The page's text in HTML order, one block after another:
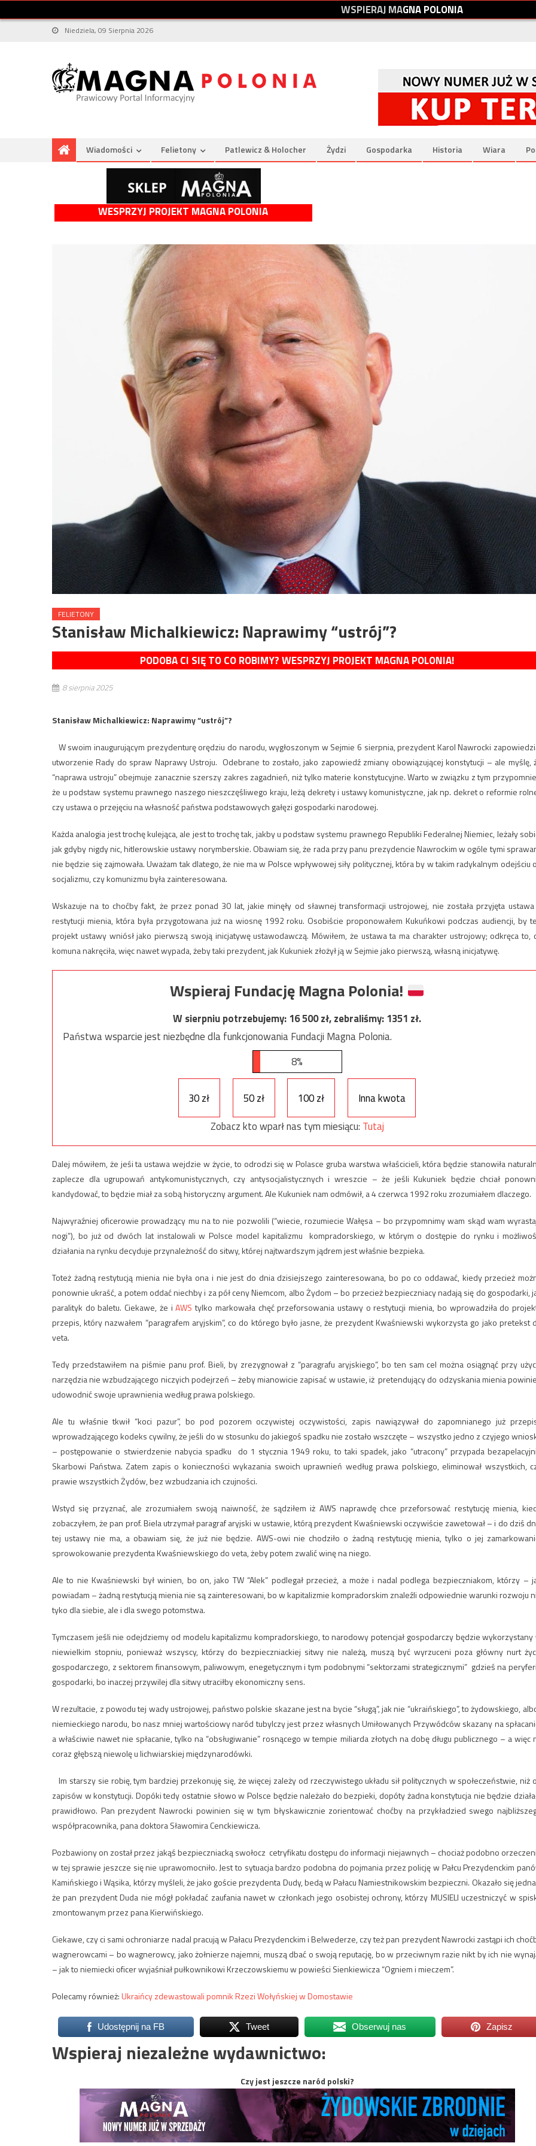
WSPIERAJMAGNAPOLONIA
Niedziela, 09 Sierpnia 2026
Wiadomości Felietony Patlewicz & Holocher Żydzi Gospodarka Historia Wiara
WESPRZYJ PROJEKT MAGNA POLONIA
FELIETONY
Stanisław Michalkiewicz: Naprawimy “ustrój”?
PODOBA CI SIĘ TO CO ROBIMY? WESPRZYJ PROJEKT MAGNA POLONIA!
8 sierpnia 2025
Stanisław Michalkiewicz: Naprawimy “ustrój”?
W swoim inaugurującym prezydenturę orędziu do narodu, wygłoszonym w Sejmie 6 sierpnia, prezydent Karol Nawrocki
utworzenie Rady do spraw Naprawy Ustroju. Odebrane to zostało, jako zapowiedź zmiany obowiązującej konstytucji – ale myślę,
“naprawa ustroju” obejmuje zanacznie szerszy zakres zagadnień, niż tylko materie konstytucyjne. Warto w związku z tym
że u podstaw systemu prawnego naszego nieszczęśliwego kraju, leżą dekrety i ustawy komunistyczne, jak np. dekret o reformie
czy ustawa o przejęciu na własność państwa podstawowych gałęzi gospodarki narodowej.
Każda analogia jest trochę kulejąca, ale jest to trochę tak, jakby u podstaw systemu prawnego Republiki Federalnej Niemiec, leżały
jak gdyby nigdy nic, hitlerowskie ustawy norymberskie. Obawiam się, że rada przy panu prezydencie Nawrockim w ogóle tymi
nie będzie się zajmowała. Uważam tak dlatego, że nie ma w Polsce wpływowej siły politycznej, która by w takim radykalnym odejściu
socjalizmu, czy komunizmu była zainteresowana.
Wskazuje na to choćby fakt, że przez ponad 30 lat, jakie minęły od sławnej transformacji ustrojowej, nie została przyjęta
restytucji mienia, która była przygotowana już na wiosnę 1992 roku. Osobiście proponowałem Kukuńkowi podczas audiencji, by
projekt ustawy wniósł jako pierwszą swoją inicjatywę ustawodawczą. Mówiłem, że ustawa ta ma charakter ustrojowy; odkręca to,
komuna nakręciła, więc nawet wypada, żeby taki prezydent, jak Kukuniek złożył ją w Sejmie jako pierwszą, własną inicjatywę.
Wspieraj Fundację Magna Polonia!
W sierpniu potrzebujemy:16 500zł, zebraliśmy:1351 zł.
Państwa wsparcie jest niezbędne dla funkcjonowania Fundacji Magna Polonia.
8%
30 zł 50 zł 100 zł
Inna kwota
Zobacz kto wparł nas tym miesiącu: Tutaj
Dalej mówiłem, że jeśi ta ustawa wejdzie w życie, to odrodzi się w Polasce gruba warstwa właścicieli, która będzie stanowiła
zaplecze dla ugrupowań antykomunistycznych, czy antysocjalistycznych i wreszcie – że jeśli Kukuniek będzie chciał
kandydować, to będzie miał za sobą historyczny argument. Ale Kukuniek nam odmówił, a 4 czerwca 1992 roku zrozumiałem dlaczego.
Najwyraźniej oficerowie prowadzący mu na to nie pozwolili (“wiecie, rozumiecie Wałęsa – bo przypomnimy wam skąd wam
nogi”), bo już od dwóch lat instalowali w Polsce model kapitalizmu kompradorskiego, w którym o dostępie do rynku i
działania na rynku decyduje przynależność do sitwy, której najtwardszym jądrem jest właśnie bezpieka.
Toteż żadną restytucją mienia nie była ona i nie jest do dnia dzisiejszego zainteresowana, bo po co oddawać, kiedy przecież
ponownie ukraść, a potem oddać niechby i za pół ceny Niemcom, albo Żydom – bo przecież bezpieczniacy nadają się do gospodarki,
paralityk do baletu. Ciekawe, że iAWS tylko markowała chęć przeforsowania ustawy o restytucji mienia, bo wprowadziła do
przepis, który nazwałem “paragrafem aryjskim”, co do którego było jasne, że prezydent Kwaśniewski wykorzysta go jako pretekst
veta.
Tedy przedstawiłem na piśmie panu prof. Bieli, by zrezygnował z “paragrafu aryjskiego”, bo ten sam cel można osiągnąć przy
narzędzia nie wzbudzającego niczyich podejrzeń – żeby mianowicie zapisać w ustawie, iż pretendujący do odzyskania mienia
udowodnić swoje uprawnienia według prawa polskiego.
Ale tu właśnie tkwił “koci pazur”, bo pod pozorem oczywistej oczywistości, zapis nawiązywał do zapomnianego już
wprowadzającego kodeks cywilny, że jeśli do w stosunku do jakiegoś spadku nie zostało wszczęte – wszystko jedno z czyjego
– postępowanie o stwierdzenie nabycia spadku do 1 stycznia 1949 roku, to taki spadek, jako “utracony” przypada
Skarbowi Państwa. Zatem zapis o konieczności wykazania swoich uprawnień według prawa polskiego, eliminował wszystkich,
prawie wszystkich Żydów, bez wzbudzania ich czujności.
Wstyd się przyznać, ale zrozumiałem swoją naiwność, że sądziłem iż AWS naprawdę chce przeforsować restytucję mienia,
zobaczyłem, że pan prof. Biela utrzymał paragraf aryjski w ustawie, którą prezydent Kwaśniewski oczywiście zawetował – i do dziś
tej ustawy nie ma, a obawiam się, że już nie będzie. AWS-owi nie chodziło o żadną restytucję mienia, tylko o jej
sprowokowanie prezydenta Kwaśniewskiego do veta, żeby potem zwalić winę na niego.
Ale to nie Kwaśniewski był winien, bo on, jako TW “Alek” podlegał przecież, a może i nadal podlega bezpieczniakom, którzy –
powiadam – żadną restytucją mienia nie są zainteresowani, bo w kapitalizmie kompradorskim znaleźli odpowiednie warunki rozwoju
tyko dla siebie, ale i dla swego potomstwa.
Tymczasem jeśli nie odejdziemy od modelu kapitalizmu kompradorskiego, to narodowy potencjał gospodarczy będzie wykorzystany
niewielkim stopniu, ponieważ wszyscy, którzy do bezpieczniackiej sitwy nie należą, muszą być wyrzuceni poza główny nurt
gospodarczego, z sektorem finansowym, paliwowym, enegetycznym i tym podobnymi “sektorzami strategicznymi” gdzieś na
gospodarki, bo inaczej przywilej dla sitwy utraciłby ekonomiczny sens.
W rezultacie, z powodu tej wady ustrojowej, państwo polskie skazane jest na bycie “sługą”, jak nie “ukraińskiego”, to żydowskiego,
niemieckiego narodu, bo nasz mniej wartościowy naród tubylczy jest przez własnych Umiłowanych Przywódców skazany na
a właściwie nawet nie spłacanie, tylko na “obsługiwanie” rosnącego w tempie miliarda złotych na dobę długu publicznego – a więc
coraz głębszą niewolę u lichwiarskiej międzynarodówki.
Im starszy sie robię, tym bardziej przekonuję się, że więcej zależy od rzeczywistego układu sił politycznych w społeczeństwie, niż
zapisów w konstytucji. Dopóki tedy ostatnie słowo w Polsce będzie należało do bezpieki, dopóty żadna konstytucja nie będzie
prawidłowo. Pan prezydent Nawrocki powinien się w tym błyskawicznie zorientować choćby na przykładzied swego
współpracownika, pana doktora Sławomira Cenckiewicza.
Pozbawiony on został przez jakąś bezpieczniacką swołocz cetryfikatu dostępu do informacji niejawnych – chociaż podobno
w tej sprawie jeszcze się nie uprawomocniło. Jest to sytuacja bardzo podobna do pojmania przez policję w Pałcu Prezydenckim
Kamińskiego i Wąsika, którzy myśleli, że jako goście prezydenta Dudy, bedą w Pałacu Namiestnikowskim bezpieczni. Okazało się
że pan prezydent Duda nie mógł pokładać zaufania nawet w członkach jego osobistej ochrony, którzy MUSIELI uczestniczyć w
zmontowanym przez pana Kierwińskiego.
Ciekawe, czy ci sami ochroniarze nadal pracują w Pałacu Prezydenckim i Belwederze, czy też pan prezydent Nawrocki zastąpi ich
wagnerowcami – bo wagnerowcy, jako żołnierze najemni, muszą dbać o swoją reputację, bo w przeciwnym razie nikt by ich nie
– jak to niemiecki oficer wyjaśniał pułkownikowi Krzeczowskiemu w powieści Sienkiewicza “Ogniem i mieczem”.
Polecamy również:Ukraińcy zdewastowali pomnik Rzezi Wołyńskiej w Domostawie
Udostępnij na FB Tweet Obserwuj nas Zapisz
Wspieraj niezależne wydawnictwo:
Czy jest jeszcze naród polski?